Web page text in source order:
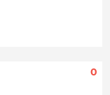
0